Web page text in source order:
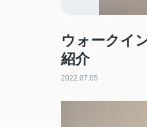
ウォークイ
紹介
2022.07.05